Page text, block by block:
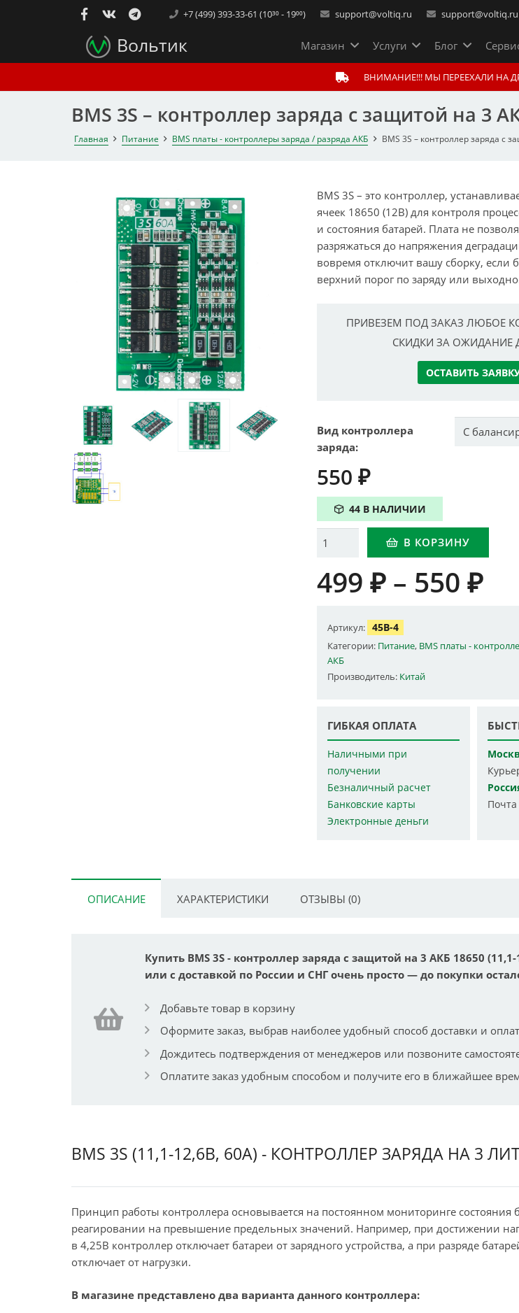
+7 (499) 393-33-61 (10³⁰ - 19⁰⁰) support@voltiq.ru support@voltiq.ru
Вольтик Магазин Услуги Блог
ВНИМАНИЕ!!! МЫ ПЕРЕЕХАЛИ НА
BMS 3S – контроллер заряда с защитой на 3
Главная Питание BMS платы - контроллеры заряда / разряда АКБ BMS 3S – контроллер заряда с
BMS 3S – это контроллер,
ячеек 18650 (12В) для контроля
и состояния батарей. Плата не
разряжаться до напряжения
вовремя отключит вашу сборку, если
верхний порог по заряду или
ПРИВЕЗЕМ ПОД ЗАКАЗ ЛЮБОЕ
СКИДКИ ЗА ОЖИДАНИЕ
ОСТАВИТЬ
Вид контроллера
заряда:
550₽
44 В НАЛИЧИИ
В КОРЗИНУ
499₽ – 550₽
Артикул: 45B-4
Категории: Питание, BMS платы -
АКБ
Производитель: Китай
ГИБКАЯ ОПЛАТА
Наличными при
получении
Безналичный расчет
Банковские карты
Электронные деньги
ОПИСАНИЕ ХАРАКТЕРИСТИКИ ОТЗЫВЫ (0)
Купить BMS 3S - контроллер заряда с защитой на 3 АКБ 18650
или с доставкой по России и СНГ очень просто — до покупки
Добавьте товар в корзину
Оформите заказ, выбрав наиболее удобный способ доставки и
Дождитесь подтверждения от менеджеров или позвоните
Оплатите заказ удобным способом и получите его в ближайшее
BMS 3S (11,1-12,6В, 60А) - КОНТРОЛЛЕР ЗАРЯДА НА 3
Принцип работы контроллера основывается на постоянном мониторинге состояния
реагировании на превышение предельных значений. Например, при достижении
в 4,25В контроллер отключает батареи от зарядного устройства, а при разряде
отключает от нагрузки.
В магазине представлено два варианта данного контроллера: